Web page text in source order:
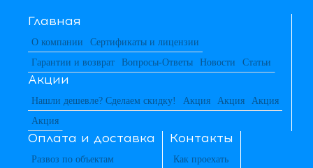
Главная
О компании
Сертификаты и лицензии
Гарантии и возврат
Вопросы-Ответы Новости Статьи
Акции
Нашли дешевле? Сделаем скидку! Акция Акция
Акция
Акция
Оплата и доставка
Развоз по объектам
Контакты
Как проехать